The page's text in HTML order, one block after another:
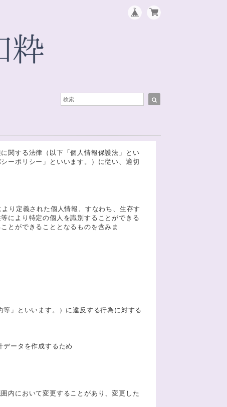
関する法律（以下「個人情報保護法」とい
ーポリシー」といいます。）に従い、適切
り定義された個人情報、すなわち、生存す
により特定の個人を識別することができる
とができることとなるものを含みま
」といいます。）に違反する行為に対する
データを作成するため
内において変更することがあり、変更した